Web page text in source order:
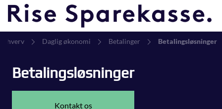
Erhverv Daglig økonomi Betalinger Betalingsløsninger
Betalingsløsninger
Kontakt os